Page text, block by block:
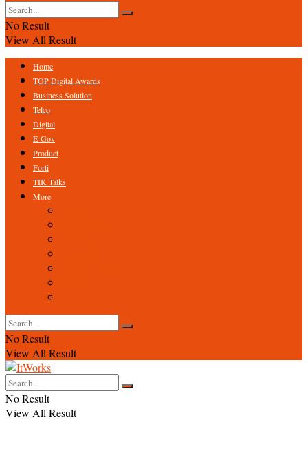
No Result
View All Result
Home
TOP Digital Awards
Business Solution
Telco
Digital
E-Gov
Product
Forti
TIK Talks
More
No Result
View All Result
No Result
View All Result